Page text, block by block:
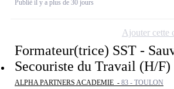
Publié il y a plus de 30 jours
Formateur(trice) SST -
Secouriste du Travail (H/F)
ALPHA PARTNERS ACADEMIE - 83 - TOULON
Ajouter cette